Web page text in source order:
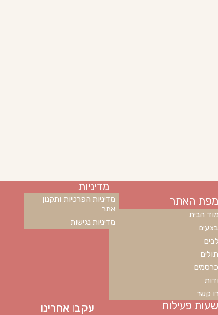
מפת האתר
הבית
קשר
מדיניות
מדיניות הפרטיות ותקנון
אתר
מדיניות נגישות
שעות פעילות עקבו אחרינו